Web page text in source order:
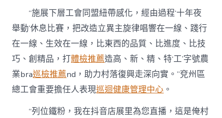
“施展下層工會同盟紐帶感化，經由過程‘十年夜
舉動’休息比賽，把改造立異主旋律唱響在一線、踐行
在一線、生效在一線，比東西的品質、比進度、比技
巧、創精品，打體檢推薦造高、新、精、特‘工’字號農
業bra巡檢推薦nd，助力村落復興走深向實。”兗州區
總工會重要擔任人表現巡迴健康管理中心 。
“列位鐵粉，我在抖音店展里為您直播，這是俺村